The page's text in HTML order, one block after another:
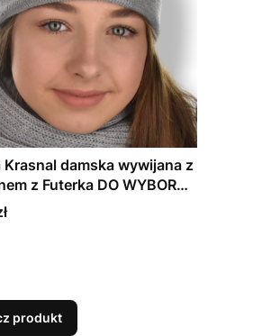
Krasnal damska wywijana z
z Futerka DO WYBORU!
produkt